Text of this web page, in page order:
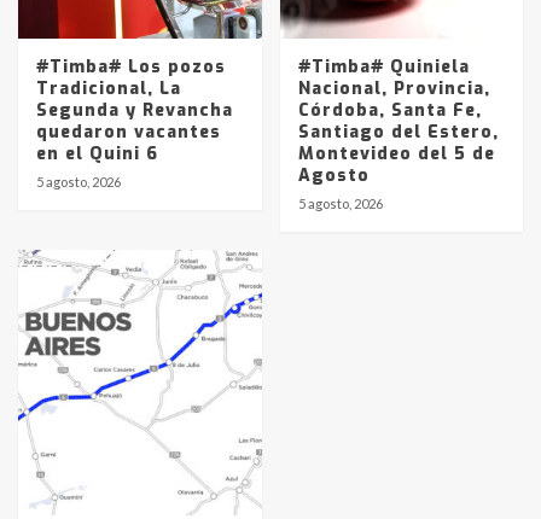
#Timba# Los pozos
Tradicional, La
Segunda y Revancha
quedaron vacantes
en el Quini 6
5 agosto, 2026
#Timba# Quiniela
Nacional, Provincia,
Córdoba, Santa Fe,
Santiago del Estero,
Montevideo del 5 de
Agosto
5 agosto, 2026